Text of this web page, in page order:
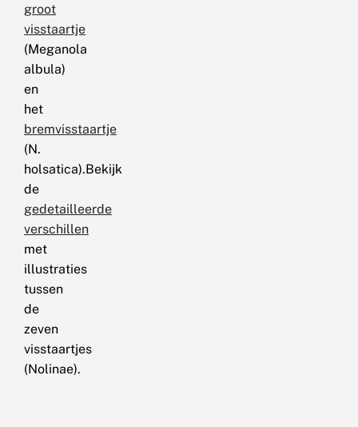
groot
visstaartje
(Meganola
albula)
en
het
bremvisstaartje
(N.
holsatica).Bekijk
de
gedetailleerde
verschillen
met
illustraties
tussen
de
zeven
visstaartjes
(Nolinae).